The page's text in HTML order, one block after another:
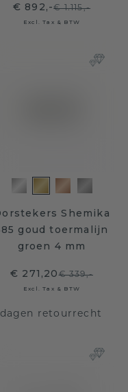
€ 892,-€ 1.115,-
Excl. Tax & BTW
Shemika
goud toermalijn
groen 4 mm
€ 271,20€ 339,-
Excl. Tax & BTW
retourrecht